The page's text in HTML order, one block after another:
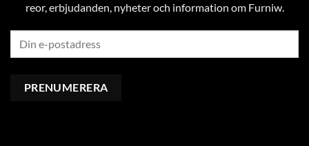
reor, erbjudanden, nyheter och information om Furniw.